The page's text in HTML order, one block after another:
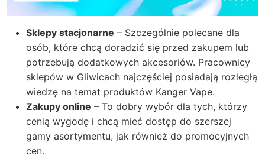
Sklepy stacjonarne – Szczególnie polecane dla
osób, które chcą doradzić się przed zakupem lub
potrzebują dodatkowych akcesoriów. Pracownicy
sklepów w Gliwicach najczęściej posiadają rozległą
wiedzę na temat produktów Kanger Vape.
Zakupy online – To dobry wybór dla tych, którzy
cenią wygodę i chcą mieć dostęp do szerszej
gamy asortymentu, jak również do promocyjnych
cen.